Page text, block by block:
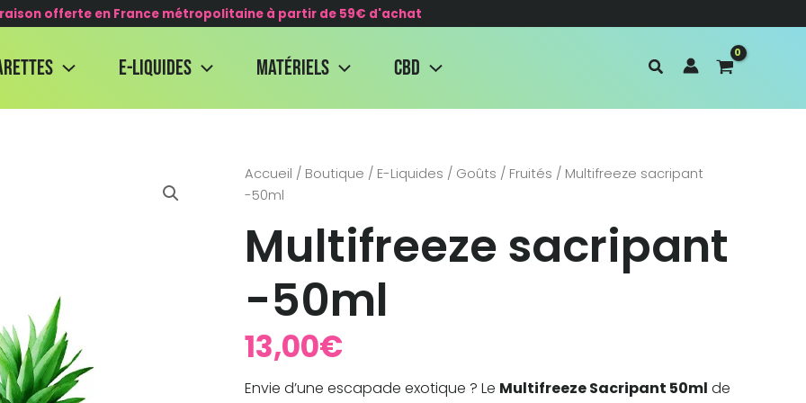
offerte en France métropolitaine à partir de 59€ d'achat
E-Liquides Matériels CBD
Accueil / Boutique / E-Liquides / Goûts / Fruités / Multifreeze sacripant
-50ml
Multifreeze sacripant
-50ml
13,00€
Envie d’une escapade exotique ? Le Multifreeze Sacripant 50ml de
quantité
de
-50ml